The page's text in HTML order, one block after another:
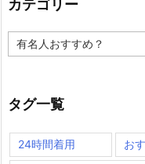
カテゴリー
カ
テ
ー
タグ一覧
24時間着用 お